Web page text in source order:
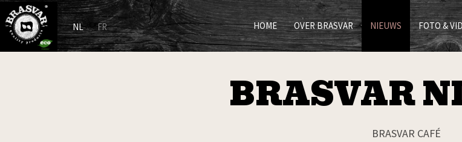
NL FR HOME OVER BRASVAR NIEUWS FOTO &
BRASVAR
BRASVAR CAFÉ